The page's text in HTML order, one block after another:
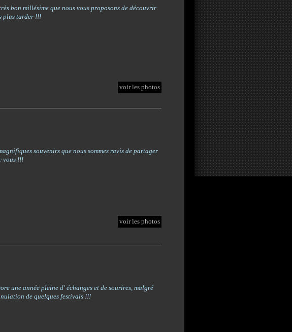
bon millésime que nous vous proposons de découvrir
plus tarder !!!
voir les photos
souvenirs que nous sommes ravis de partager
vous !!!
voir les photos
une année pleine d' échanges et de sourires, malgré
de quelques festivals !!!